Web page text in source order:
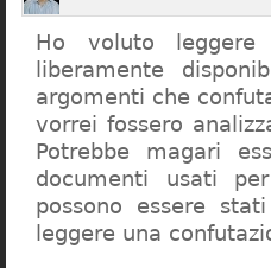
Ho voluto
liberamente
argomenti che
vorrei fossero
Potrebbe magari
documenti usati
possono essere
leggere una